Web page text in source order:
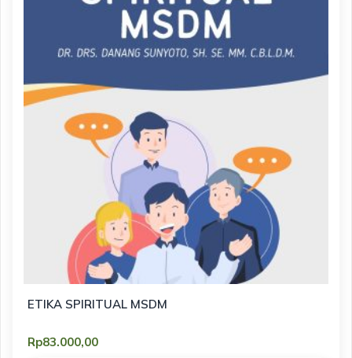
ETIKA SPIRITUAL MSDM
Rp83.000,00